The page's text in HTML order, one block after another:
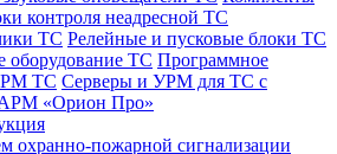
контроля неадресной ТС
ТС Релейные и пусковые блоки ТС
оборудование ТС Программное
ТС Серверы и УРМ для ТС с
«Орион Про»
охранно-пожарной сигнализации